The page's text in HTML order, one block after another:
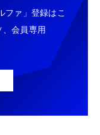
ファ」登録はこ
会員専用